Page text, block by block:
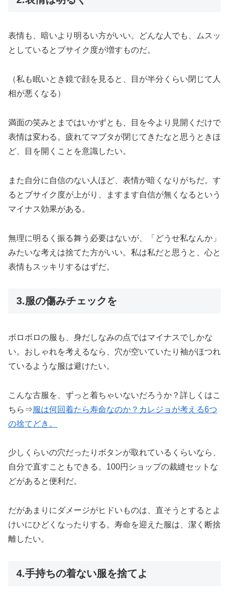
表情も、暗いより明るい方がいい。どんな人でも、ムスッ
としているとブサイク度が増すものだ。
（私も眠いとき鏡で顔を見ると、目が半分くらい閉じて人
相が悪くなる）
満面の笑みとまではいかずとも、目を今より見開くだけで
表情は変わる。疲れてマブタが閉じてきたなと思うときほ
ど、目を開くことを意識したい。
また自分に自信のない人ほど、表情が暗くなりがちだ。す
るとブサイク度が上がり、ますます自信が無くなるという
マイナス効果がある。
無理に明るく振る舞う必要はないが、「どうせ私なんか」
みたいな考えは捨てた方がいい。私は私だと思うと、心と
表情もスッキリするはずだ。
3.服の傷みチェックを
ボロボロの服も、身だしなみの点ではマイナスでしかな
い。おしゃれを考えるなら、穴が空いていたり袖がほつれ
ているような服は避けたい。
こんな古服を、ずっと着ちゃいないだろうか？詳しくはこ
ちら⇒服は何回着たら寿命なのか？カレジョが考える6つ
の捨てどき 。
少しくらいの穴だったりボタンが取れているくらいなら、
自分で直すこともできる。100円ショップの裁縫セットな
どがあると便利だ。
だがあまりにダメージがヒドいものは、直そうとするとよ
けいにひどくなったりする。寿命を迎えた服は、潔く断捨
離したい。
4.手持ちの着ない服を捨てよ